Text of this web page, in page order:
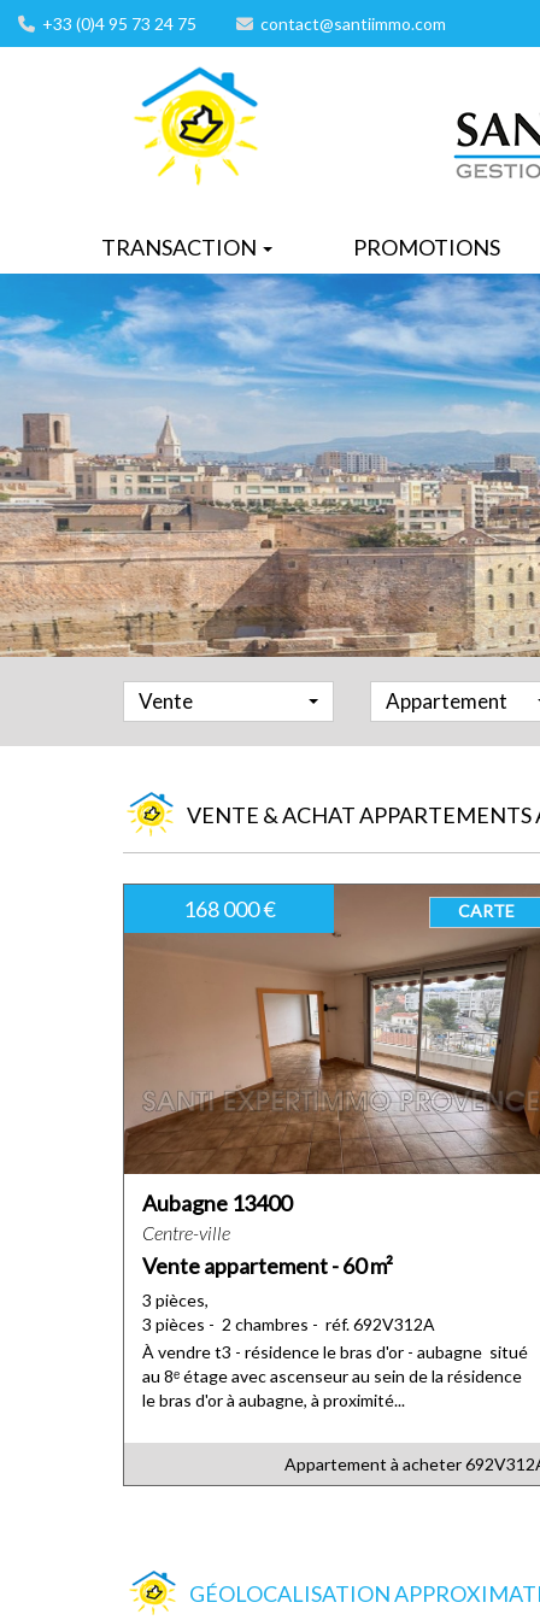
+33 (0)4 95 73 24 75 contact@santiimmo.com
TRANSACTION PROMOTIONS
Vente Appartement
VENTE & ACHAT APPARTEMENTS
168 000 €
Aubagne 13400
Centre-ville
Vente appartement - 60 m²
3 pièces,
3 pièces - 2 chambres - réf. 692V312A
À vendre t3 - résidence le bras d'or - aubagne situé
au 8ᵉ étage avec ascenseur au sein de la résidence
le bras d'or à aubagne, à proximité...
Appartement à acheter
CARTE
GÉOLOCALISATION